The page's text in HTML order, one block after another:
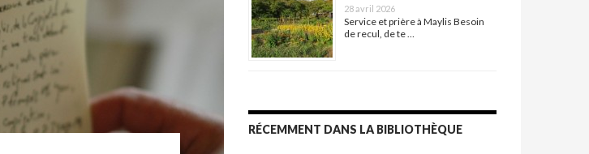
28 avril 2026
Service et prière à Maylis Besoin
de recul, de te …
RÉCEMMENT DANS LA BIBLIOTHÈQUE